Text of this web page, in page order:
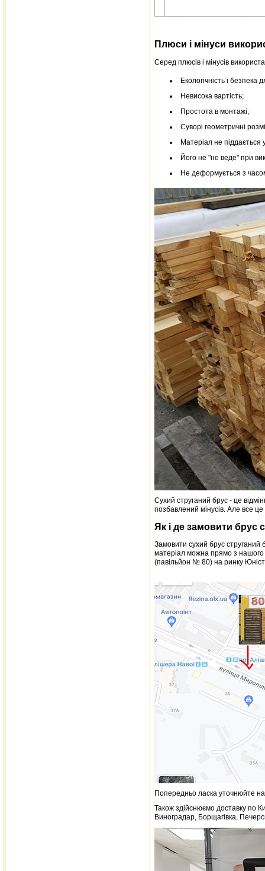
Плюси і мінуси
Серед плюсів і мінусів
Екологічність і безпека
Невисока вартість;
Простота в монтажі;
Суворі геометричні
Матеріал не піддається
Його не "не веде" при
Не деформується з
Сухий струганий брус - це
позбавлений мінусів. Але все
Як і де замовити брус
Замовити сухий брус
матеріал можна прямо з
(павільйон № 80) на ринку
Попередньо ласка уточнюйте
Також здійснюємо доставку по
Виноградар, Борщагівка,